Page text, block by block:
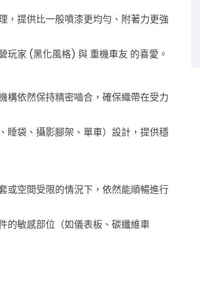
，提供比一般噴漆更均勻、附著力更強
玩家 (黑化風格) 與重機車友 的喜愛。
構依然保持精密嚙合，確保織帶在受力
睡袋、攝影腳架、單車）設計，提供穩
或空間受限的情況下，依然能順暢進行
的敏感部位（如儀表板、碳纖維車